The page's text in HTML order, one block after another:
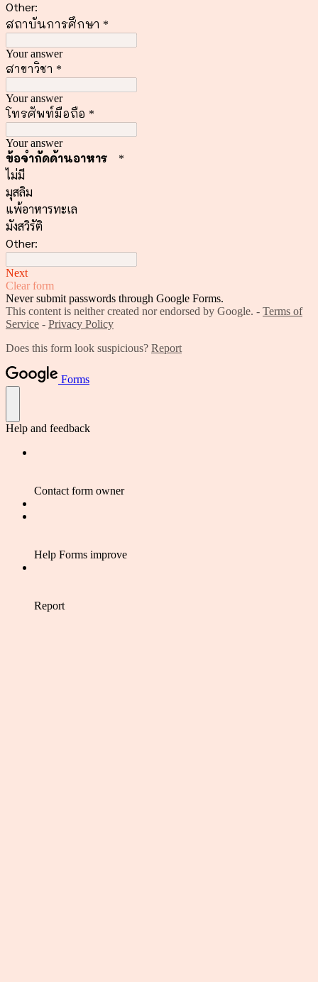
Other:
สถาบันการศึกษา *
Your answer
สาขาวิชา *
Your answer
โทรศัพท์มือถือ *
Your answer
ข้อจำกัดด้านอาหาร *
ไม่มี
มุสลิม
แพ้อาหารทะเล
มังสวิรัติ
Other:
Next
Clear form
Never submit passwords through Google Forms.
This content is neither created nor endorsed by Google. - Terms of
Service - Privacy Policy
Does this form look suspicious? Report
Forms
Help and feedback
Contact form owner
Help Forms improve
Report